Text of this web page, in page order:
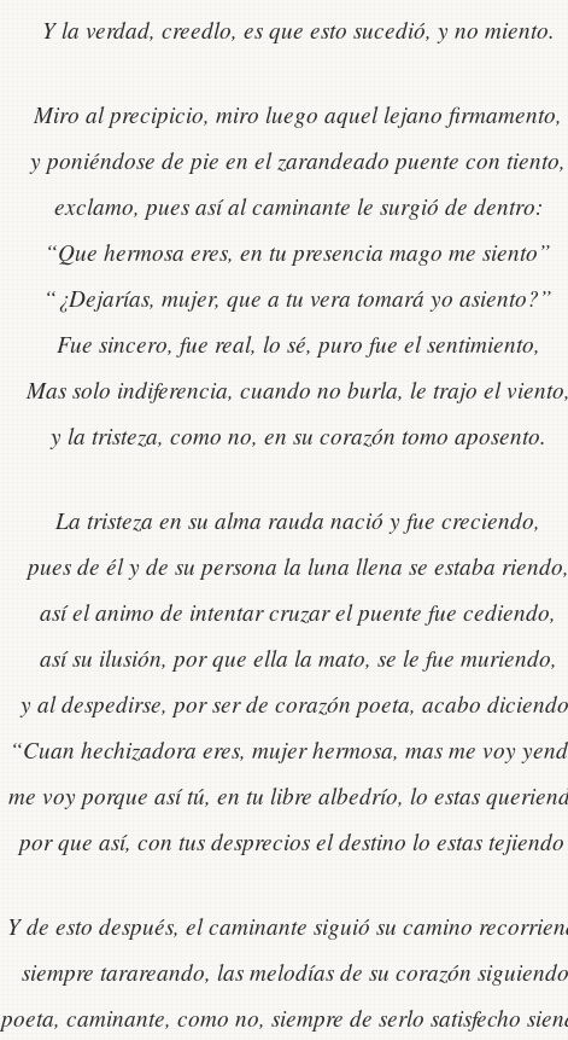
Y la verdad, creedlo, es que esto sucedió, y no miento.
Miro al precipicio, miro luego aquel lejano firmamento,
y poniéndose de pie en el zarandeado puente con tiento,
exclamo, pues así al caminante le surgió de dentro:
“Que hermosa eres, en tu presencia mago me siento”
“¿Dejarías, mujer, que a tu vera tomará yo asiento?”
Fue sincero, fue real, lo sé, puro fue el sentimiento,
Mas solo indiferencia, cuando no burla, le trajo el
y la tristeza, como no, en su corazón tomo aposento.
La tristeza en su alma rauda nació y fue creciendo,
pues de él y de su persona la luna llena se estaba riendo,
así el animo de intentar cruzar el puente fue cediendo,
así su ilusión, por que ella la mato, se le fue muriendo,
y al despedirse, por ser de corazón poeta, acabo
“Cuan hechizadora eres, mujer hermosa, mas me voy
me voy porque así tú, en tu libre albedrío, lo estas
por que así, con tus desprecios el destino lo estas
Y de esto después, el caminante siguió su camino
siempre tarareando, las melodías de su corazón
poeta, caminante, como no, siempre de serlo satisfecho